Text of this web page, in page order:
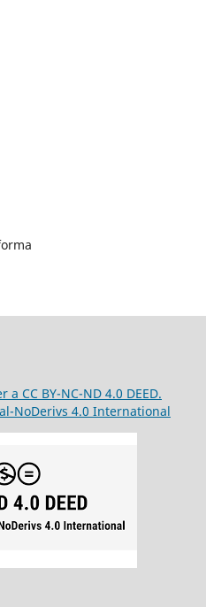
CC BY-NC-ND 4.0 DEED.
NoDerivs 4.0 International